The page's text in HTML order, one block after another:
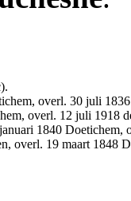
overl. 30 juli
overl. 12 juli 1918
1840 Doetichem,
overl. 19 maart 1848